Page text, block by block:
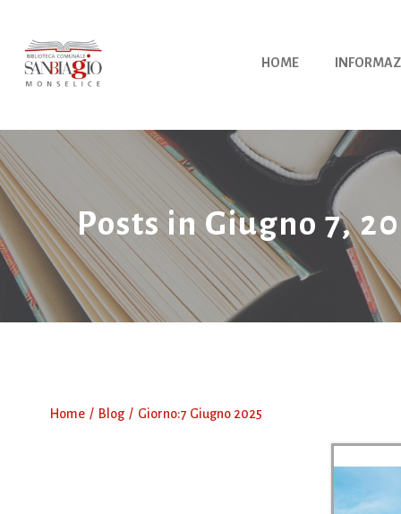
contenuto
HOME
Posts in Giugno 7,
Home Blog Giorno:7 Giugno 2025